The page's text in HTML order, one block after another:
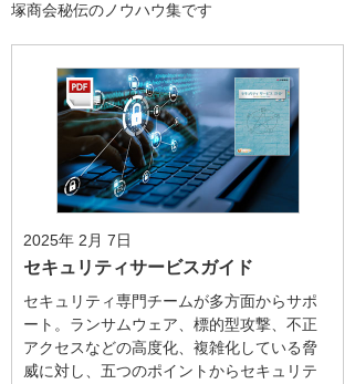
塚商会秘伝のノウハウ集です
2025年 2月 7日
セキュリティサービスガイド
セキュリティ専門チームが多方面からサポ
ート。ランサムウェア、標的型攻撃、不正
アクセスなどの高度化、複雑化している脅
威に対し、五つのポイントからセキュリテ